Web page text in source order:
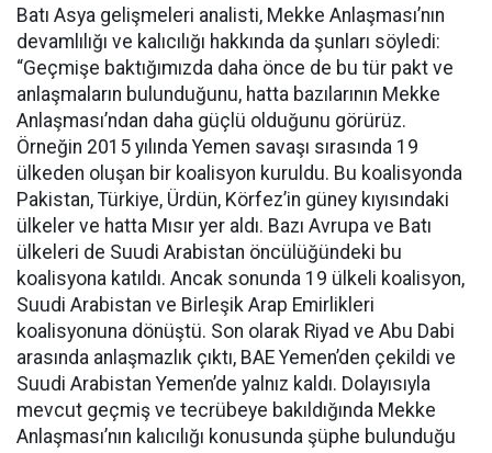
Batı Asya gelişmeleri analisti, Mekke Anlaşması’nın
devamlılığı ve kalıcılığı hakkında da şunları söyledi:
“Geçmişe baktığımızda daha önce de bu tür pakt ve
anlaşmaların bulunduğunu, hatta bazılarının Mekke
Anlaşması’ndan daha güçlü olduğunu görürüz.
Örneğin 2015 yılında Yemen savaşı sırasında 19
ülkeden oluşan bir koalisyon kuruldu. Bu koalisyonda
Pakistan, Türkiye, Ürdün, Körfez’in güney kıyısındaki
ülkeler ve hatta Mısır yer aldı. Bazı Avrupa ve Batı
ülkeleri de Suudi Arabistan öncülüğündeki bu
koalisyona katıldı. Ancak sonunda 19 ülkeli koalisyon,
Suudi Arabistan ve Birleşik Arap Emirlikleri
koalisyonuna dönüştü. Son olarak Riyad ve Abu Dabi
arasında anlaşmazlık çıktı, BAE Yemen’den çekildi ve
Suudi Arabistan Yemen’de yalnız kaldı. Dolayısıyla
mevcut geçmiş ve tecrübeye bakıldığında Mekke
Anlaşması’nın kalıcılığı konusunda şüphe bulunduğu